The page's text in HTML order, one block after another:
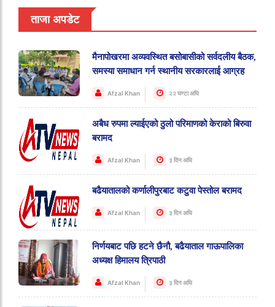
ताजा अपडेट
मैनापोखरमा अव्यवस्थित बसोबासीको सर्वदलीय बैठक,
समस्या समाधान गर्न स्थानीय सरकारलाई आग्रह
Afzal Khan २२ घण्टा अघि
अबैध रुपमा ल्याईएको ठुलो परिमाणको केराको बिरुवा
बरामद
Afzal Khan ३ दिन अघि
बढैयातालको कर्णालीपुरबाट कटुवा पेस्तोल बरामद
Afzal Khan ३ दिन अघि
निर्णयबाट पछि हटने छैनौ, बढैयाताल गाऊपालिका
अध्यक्ष हिमालय त्रिपाठी
Afzal Khan ३ दिन अघि